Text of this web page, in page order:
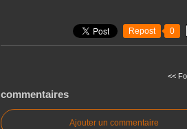
Repost 0
<<
commentaires
Ajouter un commentaire